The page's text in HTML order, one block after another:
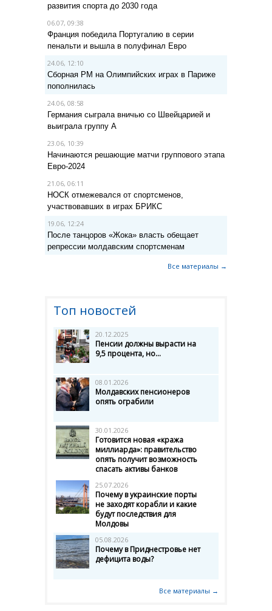
развития спорта до 2030 года
06.07, 09:38
Франция победила Португалию в серии
пенальти и вышла в полуфинал Евро
24.06, 12:10
Сборная РМ на Олимпийских играх в Париже
пополнилась
24.06, 08:58
Германия сыграла вничью со Швейцарией и
выиграла группу A
23.06, 10:39
Начинаются решающие матчи группового этапа
Евро-2024
21.06, 06:11
НОСК отмежевался от спортсменов,
участвовавших в играх БРИКС
19.06, 12:24
После танцоров «Жока» власть обещает
репрессии молдавским спортсменам
Все материалы →
Топ новостей
20.12.2025
Пенсии должны вырасти на
9,5 процента, но...
08.01.2026
Молдавских пенсионеров
опять ограбили
30.01.2026
Готовится новая «кража
миллиарда»: правительство
опять получит возможность
спасать активы банков
25.07.2026
Почему в украинские порты
не заходят корабли и какие
будут последствия для
Молдовы
05.08.2026
Почему в Приднестровье нет
дефицита воды?
Все материалы →